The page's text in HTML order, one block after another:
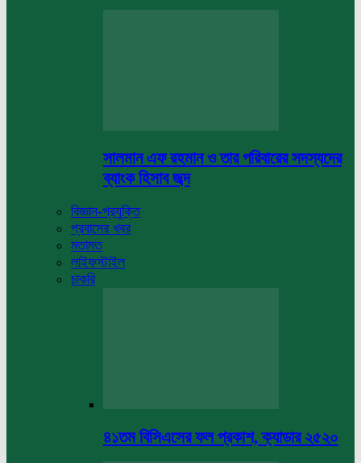
সালমান এফ রহমান ও তার পরিবারের সদস্যদের
ব্যাংক হিসাব জব্দ
বিজ্ঞান-প্রযুক্তি
প্রবাসের খবর
মতামত
লাইফস্টাইল
চাকরি
৪১তম বিসিএসের ফল প্রকাশ, ক্যাডার ২৫২০